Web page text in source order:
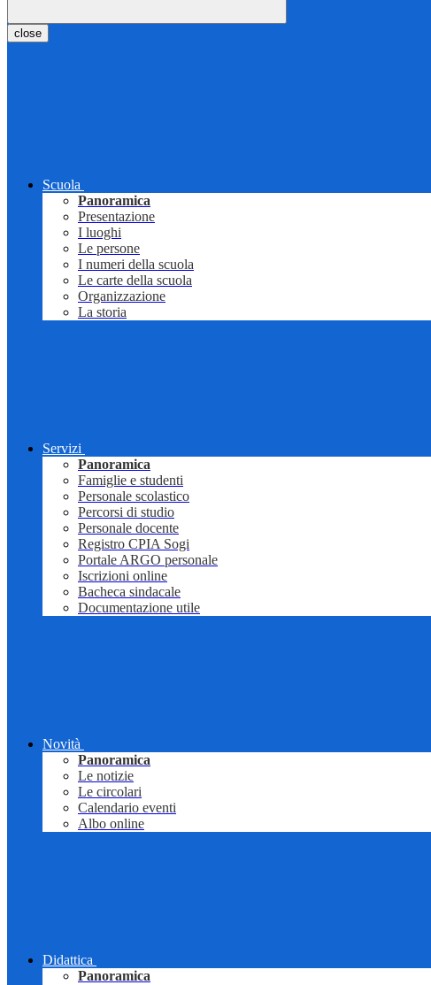
close
Scuola
Panoramica
Presentazione
I luoghi
Le persone
I numeri della scuola
Le carte della scuola
Organizzazione
La storia
Servizi
Panoramica
Famiglie e studenti
Personale scolastico
Percorsi di studio
Personale docente
Registro CPIA Sogi
Portale ARGO personale
Iscrizioni online
Bacheca sindacale
Documentazione utile
Novità
Panoramica
Le notizie
Le circolari
Calendario eventi
Albo online
Didattica
Panoramica